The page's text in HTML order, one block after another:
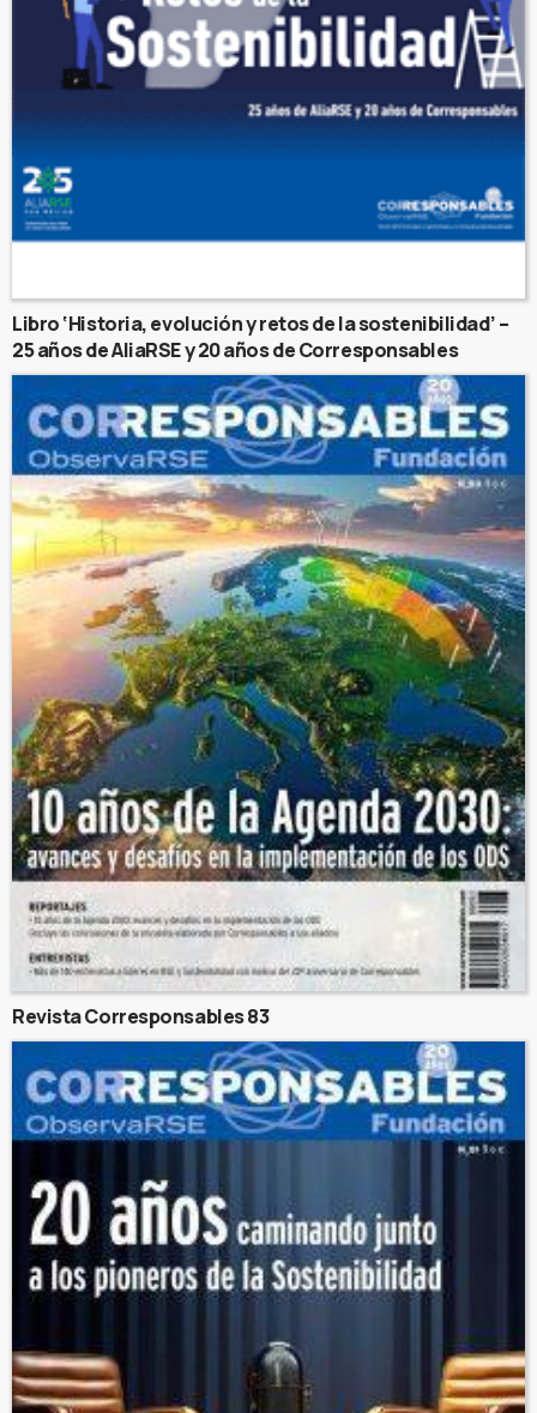
Libro ‘Historia, evolución y retos de la sostenibilidad’ –
25 años de AliaRSE y 20 años de Corresponsables
Revista Corresponsables 83